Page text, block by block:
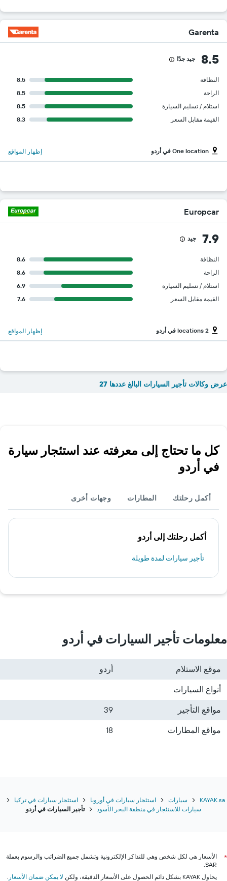
Garenta
8.5 جيد جدًا
النظافة
8.5
الراحة
8.5
استلام / تسليم السيارة
8.5
القيمة مقابل السعر
8.3
One location في أردو إظهار المواقع
Europcar
7.9 جيد
النظافة
8.6
الراحة
8.6
استلام / تسليم السيارة
6.9
القيمة مقابل السعر
7.6
2 locations في أردو إظهار المواقع
عرض وكالات تأجير السيارات البالغ عددها 27
كل ما تحتاج إلى معرفته عند استئجار سيارة
في أردو
أكمل رحلتك المطارات وجهات أخرى
أكمل رحلتك إلى أردو
تأجير سيارات لمدة طويلة
معلومات تأجير السيارات في أردو
موقع الاستلام
أردو
أنواع السيارات
مواقع التأجير
39
مواقع المطارات
18
KAYAK.sa سيارات استئجار سيارات في أوروبا
استئجار سيارات في تركيا
سيارات للاستئجار في منطقة البحر الأسود
تأجير السيارات في أردو
*
الأسعار هي لكل شخص وهي للتذاكر الإلكترونية وتشمل جميع الضرائب والرسوم بعملة
SAR.
يحاول KAYAK بشكل دائم الحصول على الأسعار الدقيقة، ولكن
لا يمكن ضمان الأسعار